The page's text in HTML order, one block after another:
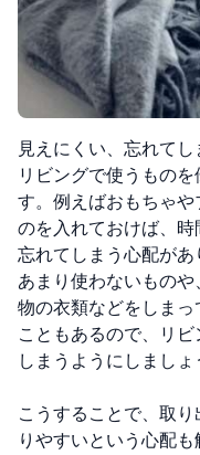
見えにくい、忘れて
リビングで使うもの
す。例えばおもちゃ
のを入れておけば、
忘れてしまう心配があ
あまり使わないもの
物の衣類などをしま
こともあるので、リ
しまうようにしましょ
こうすることで、取
りやすいという心配